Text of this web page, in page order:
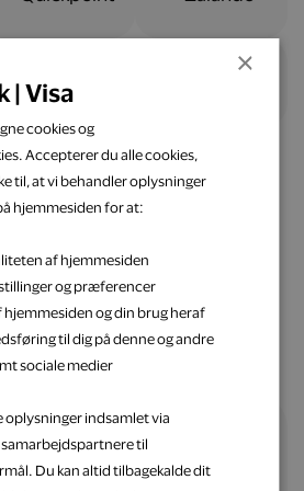
og ligetil
op med Visa
ét sted
×
| Visa
cookies og
Accepterer du alle cookies,
til, at vi behandler oplysninger
hjemmesiden for at:
af hjemmesiden
og præferencer
hjemmesiden og din brug heraf
til dig på denne og andre
sociale medier
oplysninger indsamlet via
til
Du kan altid tilbagekalde dit